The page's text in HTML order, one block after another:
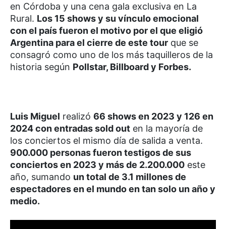
en Córdoba y una cena gala exclusiva en La
Rural. Los 15 shows y su vínculo emocional
con el país fueron el motivo por el que eligió
Argentina para el cierre de este tour que se
consagró como uno de los más taquilleros de la
historia según Pollstar, Billboard y Forbes.
Luis Miguel realizó 66 shows en 2023 y 126 en
2024 con entradas sold out en la mayoría de
los conciertos el mismo día de salida a venta.
900.000 personas fueron testigos de sus
conciertos en 2023 y más de 2.200.000 este
año, sumando un total de 3.1 millones de
espectadores en el mundo en tan solo un año y
medio.